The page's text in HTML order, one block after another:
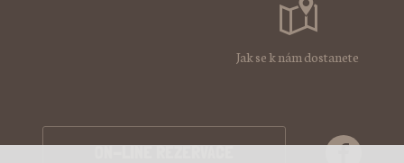
Jak se k nám dostanete
ON-LINE REZERVACE